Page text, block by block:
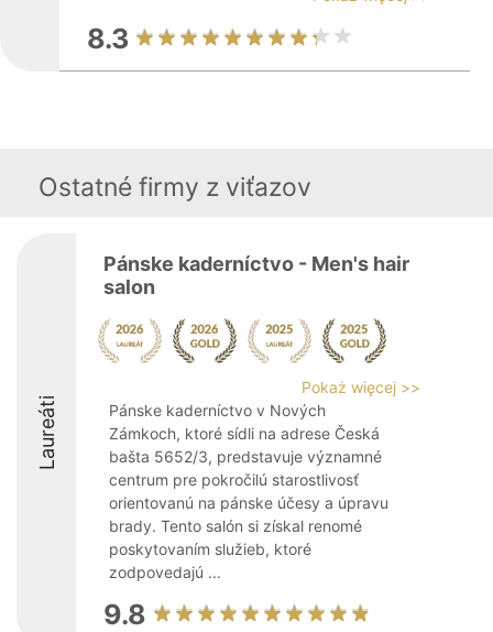
8.3
Ostatné firmy z viťazov
Laureáti
Pánske kaderníctvo - Men's hair
salon
Pokaż więcej >>
Pánske kaderníctvo v Nových
Zámkoch, ktoré sídli na adrese Česká
bašta 5652/3, predstavuje významné
centrum pre pokročilú starostlivosť
orientovanú na pánske účesy a úpravu
brady. Tento salón si získal renomé
poskytovaním služieb, ktoré
zodpovedajú ...
9.8